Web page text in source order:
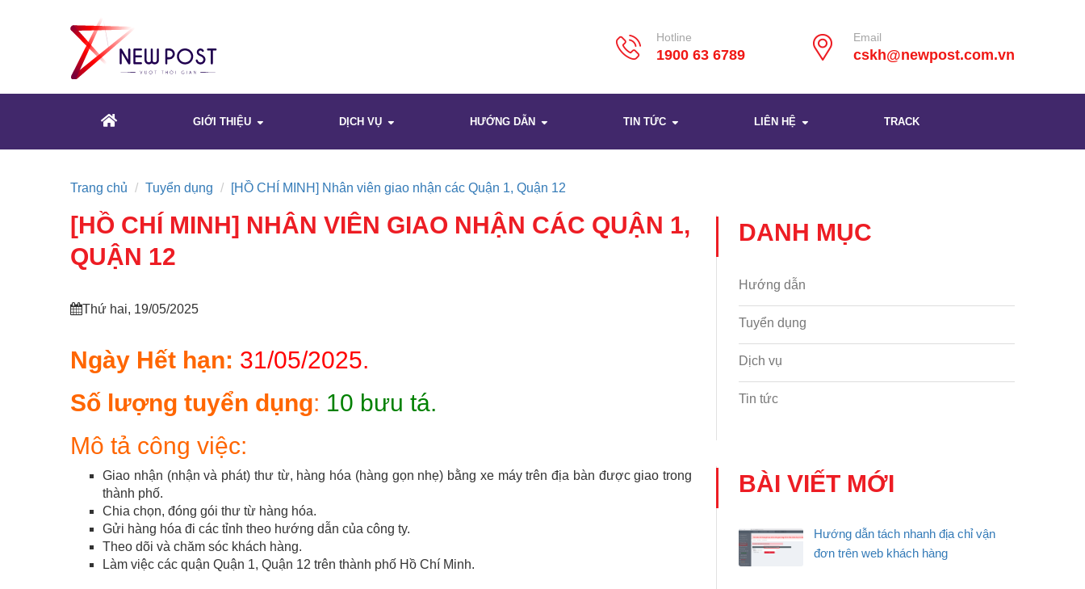
Hotline
1900 63 6789
Email
cskh@newpost.com.vn
GIỚI THIỆU DỊCH VỤ HƯỚNG DẪN TIN TỨC LIÊN HỆ TRACK
Trang chủ Tuyển dụng [HỒ CHÍ MINH] Nhân viên giao nhận các Quận 1, Quận 12
[HỒ CHÍ MINH] NHÂN VIÊN GIAO NHẬN CÁC QUẬN 1,
QUẬN 12
Thứ hai, 19/05/2025
Ngày Hết hạn: 31/05/2025.
Số lượng tuyển dụng: 10 bưu tá.
Mô tả công việc:
Giao nhận (nhận và phát) thư từ, hàng hóa (hàng gọn nhẹ) bằng xe máy trên địa bàn được giao trong
thành phố.
Chia chọn, đóng gói thư từ hàng hóa.
Gửi hàng hóa đi các tỉnh theo hướng dẫn của công ty.
Theo dõi và chăm sóc khách hàng.
Làm việc các quận Quận 1, Quận 12 trên thành phố Hồ Chí Minh.
DANH MỤC
Hướng dẫn
Tuyển dụng
Dịch vụ
Tin tức
BÀI VIẾT MỚI
Hướng dẫn tách nhanh địa chỉ vận
đơn trên web khách hàng